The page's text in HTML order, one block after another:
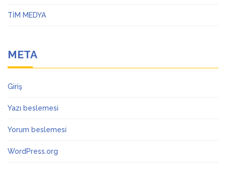
TİM MEDYA
META
Giriş
Yazı beslemesi
Yorum beslemesi
WordPress.org